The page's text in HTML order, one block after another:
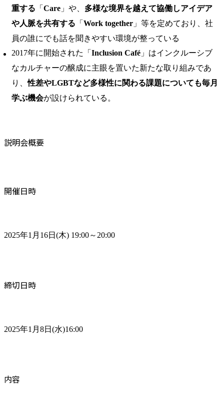
重する 「 Care 」や、 多様な境界を越えて協働しアイデア
や人脈を共有する 「 Work together 」等を定めており、社
員の誰にでも話を聞きやすい環境が整っている
2017年に開始された「 Inclusion Café 」はインクルーシブ
なカルチャーの醸成に主眼を置いた新たな取り組みであ
り、性差やLGBTなど多様性に関わる課題についても毎月
学ぶ機会が設けられている。
説明会概要
開催日時
2025年1月16日(木) 19:00～20:00
締切日時
2025年1月8日(水)16:00
内容